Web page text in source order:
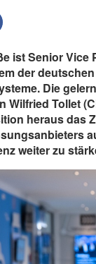
ist Senior Vice
der
Die
Wilfried Tollet
heraus das
weiter zu